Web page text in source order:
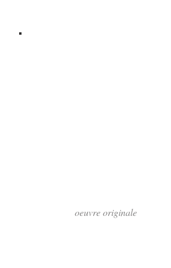
oeuvre originale